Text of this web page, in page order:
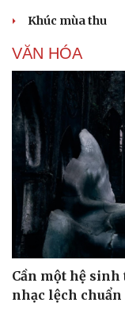
Sức khỏe
Dinh dưỡng - món
Cây thuốc
Sản phụ khoa
Nhi khoa
Nam khoa
Làm đẹp - giảm cân
Phòng mạch online
Ăn sạch sống khỏe
Khúc mùa thu
VĂN HÓA
Cần một hệ
nhạc lệch chuẩn